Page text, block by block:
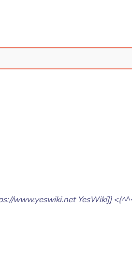
www.yeswiki.net YesWiki]] <(^